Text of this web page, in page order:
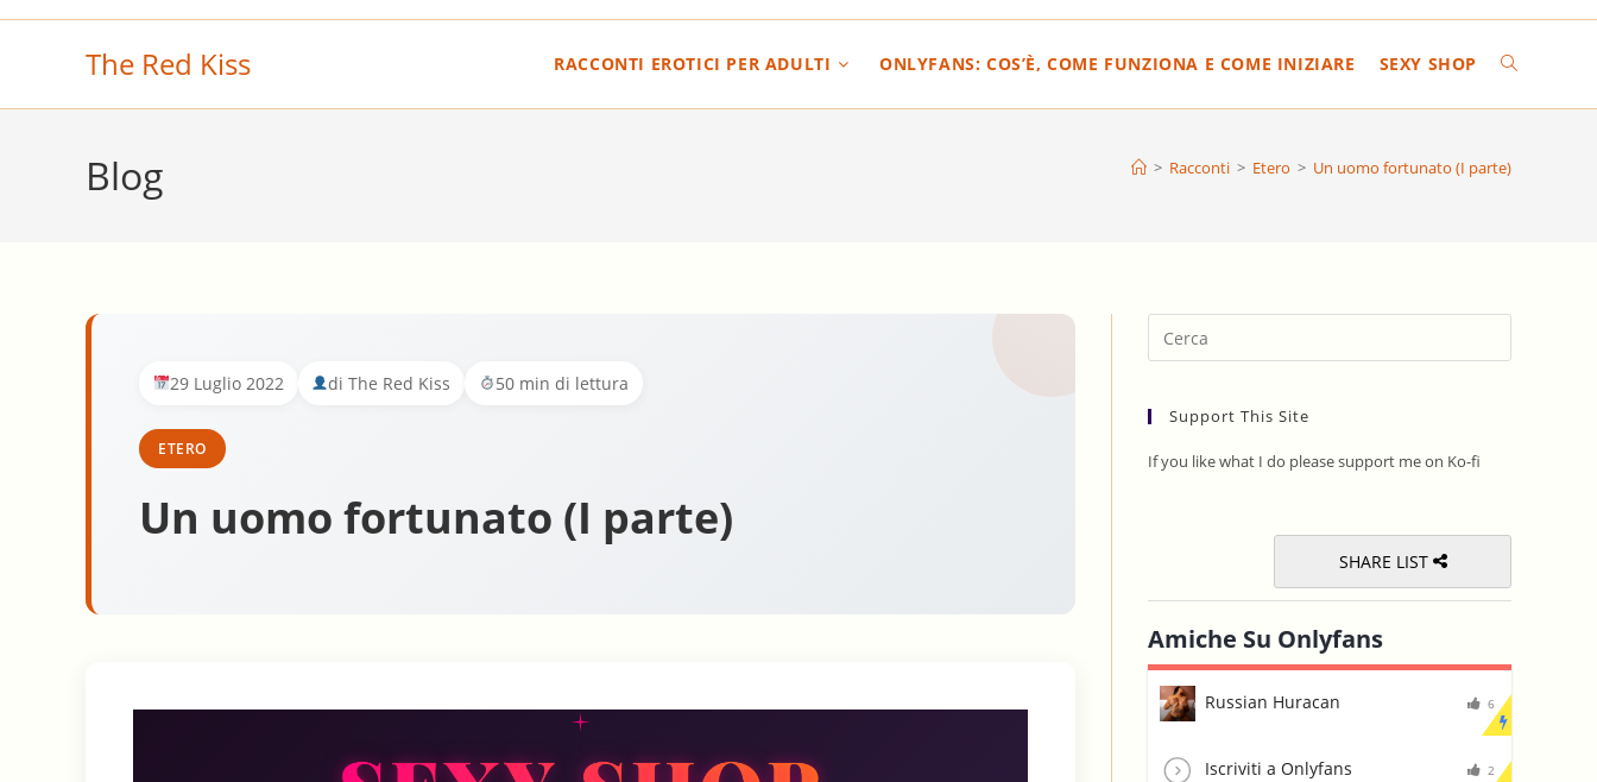
Salta
The Red Kiss RACCONTI EROTICI PER ADULTI ONLYFANS: COS’È, COME FUNZIONA E COME INIZIARE SEXY SHOP ATTIVA/
Blog > Racconti > Etero > Un uomo fortunato (I parte)
29 Luglio 2022 di The Red Kiss 50 min di lettura
ETERO
Un uomo fortunato (I parte)
Escape
Support This Site
If you like what I do please support me on Ko-fi
SHARE LIST
Amiche Su Onlyfans
Russian Huracan 6
Iscriviti a Onlyfans 2